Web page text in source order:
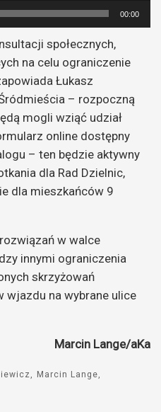
00:00
społecznych,
na celu ograniczenie
Łukasz
– rozpoczną
mogli wziąć udział
online dostępny
– ten będzie aktywny
dla Rad Dzielnic,
dla mieszkańców 9
w walce
innymi ograniczenia
skrzyżowań
wjazdu na wybrane ulice
Marcin Lange/aKa
Marcin Lange